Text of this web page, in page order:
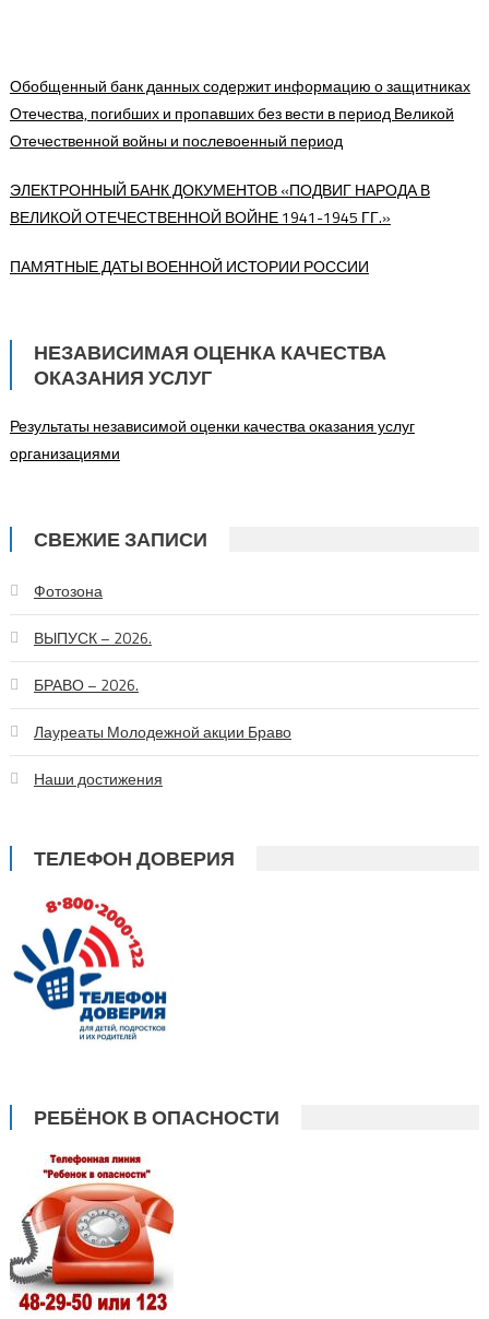
Обобщенный банк данных содержит информацию о защитниках
Отечества, погибших и пропавших без вести в период Великой
Отечественной войны и послевоенный период
ЭЛЕКТРОННЫЙ БАНК ДОКУМЕНТОВ «ПОДВИГ НАРОДА В
ВЕЛИКОЙ ОТЕЧЕСТВЕННОЙ ВОЙНЕ 1941-1945 ГГ.»
ПАМЯТНЫЕ ДАТЫ ВОЕННОЙ ИСТОРИИ РОССИИ
НЕЗАВИСИМАЯ ОЦЕНКА КАЧЕСТВА
ОКАЗАНИЯ УСЛУГ
Результаты независимой оценки качества оказания услуг
организациями
СВЕЖИЕ ЗАПИСИ
Фотозона
ВЫПУСК – 2026.
БРАВО – 2026.
Лауреаты Молодежной акции Браво
Наши достижения
ТЕЛЕФОН ДОВЕРИЯ
РЕБЁНОК В ОПАСНОСТИ